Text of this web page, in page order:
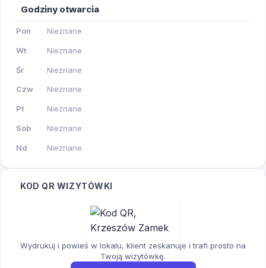
Godziny otwarcia
Pon Nieznane
Wt Nieznane
Śr Nieznane
Czw Nieznane
Pt Nieznane
Sob Nieznane
Nd Nieznane
KOD QR WIZYTÓWKI
Wydrukuj i powieś w lokalu, klient zeskanuje i trafi prosto na
Twoją wizytówkę.